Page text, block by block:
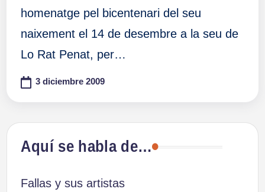
homenatge pel bicentenari del seu
naixement el 14 de desembre a la seu de
Lo Rat Penat, per…
3 diciembre 2009
Aquí se habla de…
Fallas y sus artistas